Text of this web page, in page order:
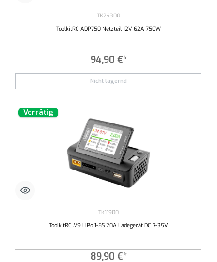
TK24300
ToolkitRC ADP750 Netzteil 12V 62A 750W
94,90 €*
Nicht lagernd
Vorrätig
TK11900
ToolkitRC M9 LiPo 1-8S 20A Ladegerät DC 7-35V
89,90 €*